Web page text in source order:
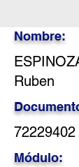
Nombre:
Ruben
72229402
Módulo: